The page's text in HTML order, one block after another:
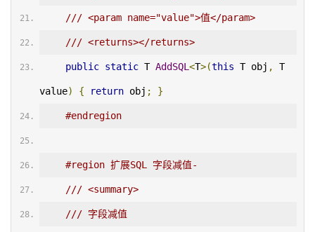
/// <param name="value">值</param>
/// <returns></returns>
public static T AddSQL <T>(this T obj , T
value) { return obj ; }
#endregion
#region 扩展SQL 字段减值-
/// <summary>
/// 字段减值